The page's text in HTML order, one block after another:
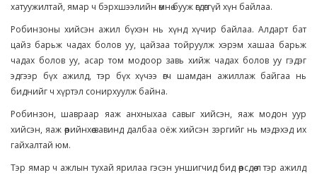
хатуужилтай, ямар ч бэрхшээлийн өмнө бууж өгдөггүй хүн байлаа.
Робинзоны хийсэн ажил бүхэн нь хүнд хүчир байлаа. Алдарт бат
цайз барьж чадах болов уу, цайзаа тойруулж хэрэм хашаа барьж
чадах болов уу, асар том модоор завь хийж чадах болов уу гэдэг
эдгээр бүх ажилд, тэр бүх хүчээ өгч шамдан ажиллаж байгаа нь
биднийг ч хүртэл сонирхуулж байна.
Робинзон, шавраар яаж анхныхаа савыг хийсэн, яаж модон уур
хийсэн, яаж өөрийнхөө завинд далбаа оёж хийсэн зэргийг нь мэдэхэд их
гайхалтай юм.
Тэр ямар ч ажлын тухай ярилаа гэсэн уншигчид бид өөрсдөө л тэр ажилд